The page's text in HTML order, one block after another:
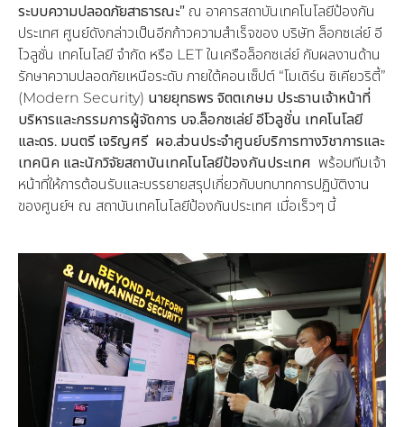
ระบบความปลอดภัยสาธารณะ” ณ อาคารสถาบันเทคโนโลยีป้องกัน
ประเทศ ศูนย์ดังกล่าวเป็นอีกก้าวความสำเร็จของ บริษัท ล็อกซเล่ย์ อี
โวลูชั่น เทคโนโลยี จำกัด หรือ LET ในเครือล็อกซเล่ย์ กับผลงานด้าน
รักษาความปลอดภัยเหนือระดับ ภายใต้คอนเซ็ปต์ “โมเดิร์น ซิเคียวริตี้”
(Modern Security) นายยุทธพร จิตตเกษม ประธานเจ้าหน้าที่
บริหารและกรรมการผู้จัดการ บจ.ล็อกซเล่ย์ อีโวลูชั่น เทคโนโลยี
และดร. มนตรี เจริญศรี ผอ.ส่วนประจำศูนย์บริการทางวิชาการและ
เทคนิค และนักวิจัยสถาบันเทคโนโลยีป้องกันประเทศ พร้อมทีมเจ้า
หน้าที่ให้การต้อนรับและบรรยายสรุปเกี่ยวกับบทบาทการปฏิบัติงาน
ของศูนย์ฯ ณ สถาบันเทคโนโลยีป้องกันประเทศ เมื่อเร็วๆ นี้